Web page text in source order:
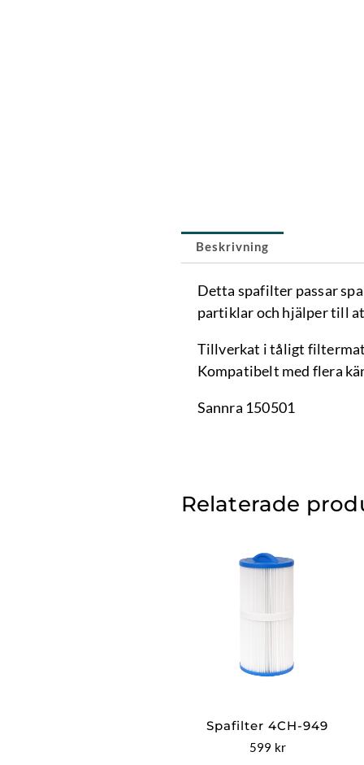
Beskrivning
Detta spafilter passar
partiklar och hjälper till
Tillverkat i tåligt
Kompatibelt med flera
Sannra 150501
Relaterade
Spafilter 4CH-949
599 kr